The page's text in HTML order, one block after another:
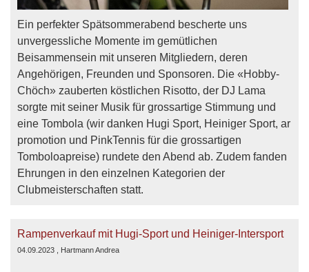
Ein perfekter Spätsommerabend bescherte uns
unvergessliche Momente im gemütlichen
Beisammensein mit unseren Mitgliedern, deren
Angehörigen, Freunden und Sponsoren. Die «Hobby-
Chöch» zauberten köstlichen Risotto, der DJ Lama
sorgte mit seiner Musik für grossartige Stimmung und
eine Tombola (wir danken Hugi Sport, Heiniger Sport, ar
promotion und PinkTennis für die grossartigen
Tomboloapreise) rundete den Abend ab. Zudem fanden
Ehrungen in den einzelnen Kategorien der
Clubmeisterschaften statt.
Rampenverkauf mit Hugi-Sport und Heiniger-Intersport
04.09.2023 , Hartmann Andrea